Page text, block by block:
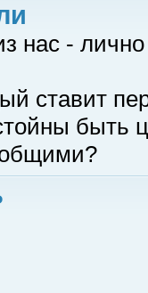
нас -
ставит
быть